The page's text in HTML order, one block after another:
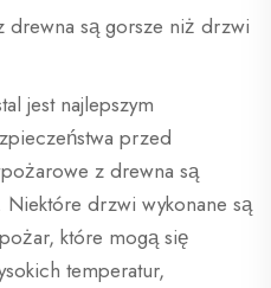
są gorsze niż drzwi
jest najlepszym
przed
z drewna są
drzwi wykonane są
które mogą się
temperatur,